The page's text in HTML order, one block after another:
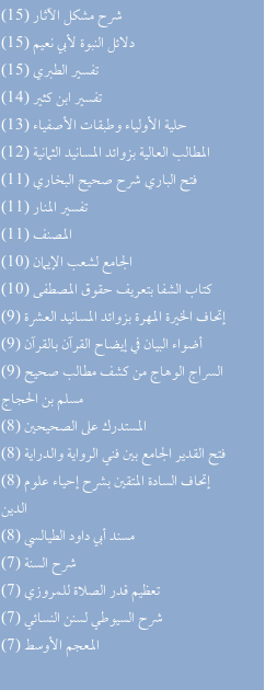
(15) شرح مشكل الآثار
(15) دلائل النبوة لأبي نعيم
(15) تفسير الطبري
(14) تفسير ابن كثير
(13) حلية الأولياء وطبقات الأصفياء
(12) المطالب العالية بزوائد المسانيد الثمانية
(11) فتح الباري شرح صحيح البخاري
(11) تفسير المنار
(11) المصنف
(10) الجامع لشعب الإيمان
(10) كتاب الشفا بتعريف حقوق المصطفى
(9) إتحاف الخيرة المهرة بزوائد المسانيد العشرة
(9) أضواء البيان في إيضاح القرآن بالقرآن
(9) السراج الوهاج من كشف مطالب صحيح
مسلم بن الحجاج
(8) المستدرك على الصحيحين
(8) فتح القدير الجامع بين فني الرواية والدراية
(8) إتحاف السادة المتقين بشرح إحياء علوم
الدين
(8) مسند أبي داود الطيالسي
(7) شرح السنة
(7) تعظيم قدر الصلاة للمروزي
(7) شرح السيوطي لسنن النسائي
(7) المعجم الأوسط